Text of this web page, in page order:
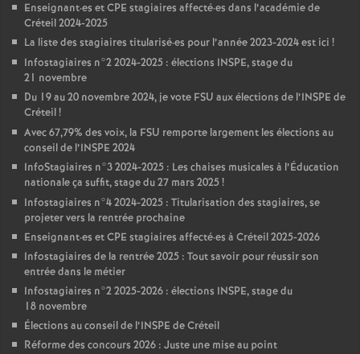
Enseignant·es etCPE stagiaires affecté·es dans l’académie de
Créteil 2024-2025
La liste des stagiaires titularisé·es pour l’année 2023-2024 est ici !
Infostagiaires n°2 2024-2025 : élections INSPE, stage du
21 novembre
Du 19 au 20 novembre 2024, je vote FSU aux élections de l’INSPE de
Créteil!
Avec 67,79% des voix, la FSU remporte largement les élections au
conseil de l’INSPE 2024
InfoStagiaires n°3 2024-2025 : Les chaises musicales à l’Éducation
nationale ça suffit, stage du 27 mars 2025!
Infostagiaires n°4 2024-2025 : Titularisation des stagiaires, se
projeter vers la rentrée prochaine
Enseignant·es etCPE stagiaires affecté·es à Créteil 2025-2026
Infostagiaires de la rentrée 2025 : Tout savoir pour réussir son
entrée dans le métier
Infostagiaires n°2 2025-2026 : élections INSPE, stage du
18 novembre
Élections au conseil de l’INSPE de Créteil
Réforme des concours 2026 : Juste une mise au point